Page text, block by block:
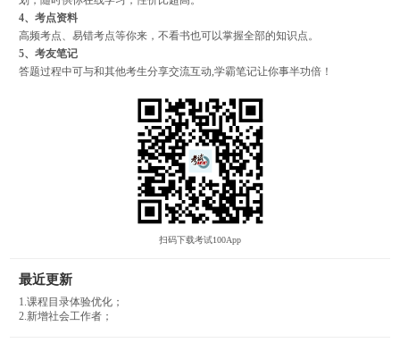
4、考点资料
高频考点、易错考点等你来，不看书也可以掌握全部的知识点。
5、考友笔记
答题过程中可与和其他考生分享交流互动,学霸笔记让你事半功倍！
扫码下载考试100App
最近更新
1.课程目录体验优化；
2.新增社会工作者；